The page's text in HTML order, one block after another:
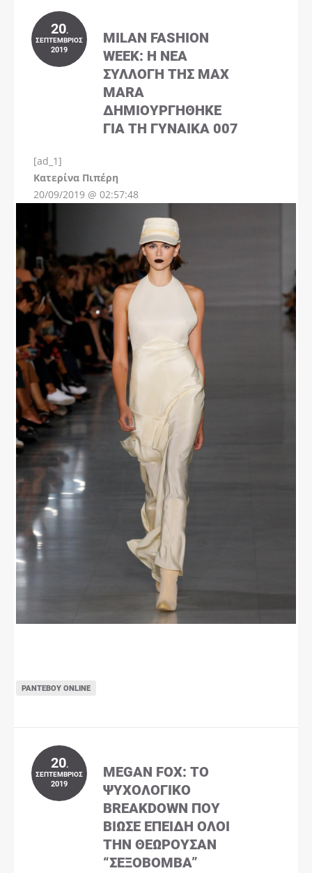
20.
ΣΕΠΤΈΜΒΡΙΟΣ
2019
MILAN FASHION
WEEK: Η ΝΈΑ
ΣΥΛΛΟΓΉ ΤΗΣ MAX
MARA
ΔΗΜΙΟΥΡΓΉΘΗΚΕ
ΓΙΑ ΤΗ ΓΥΝΑΊΚΑ 007
[ad_1]
Kατερίνα Πιπέρη
20/09/2019 @ 02:57:48
ΡΑΝΤΕΒΟΎ ONLINE
20.
ΣΕΠΤΈΜΒΡΙΟΣ
2019
MEGAN FOX: ΤΟ
ΨΥΧΟΛΟΓΙΚΌ
BREAKDOWN ΠΟΥ
ΒΊΩΣΕ ΕΠΕΙΔΉ ΌΛΟΙ
ΤΗΝ ΘΕΩΡΟΎΣΑΝ
“ΣΕΞΟΒΌΜΒΑ”